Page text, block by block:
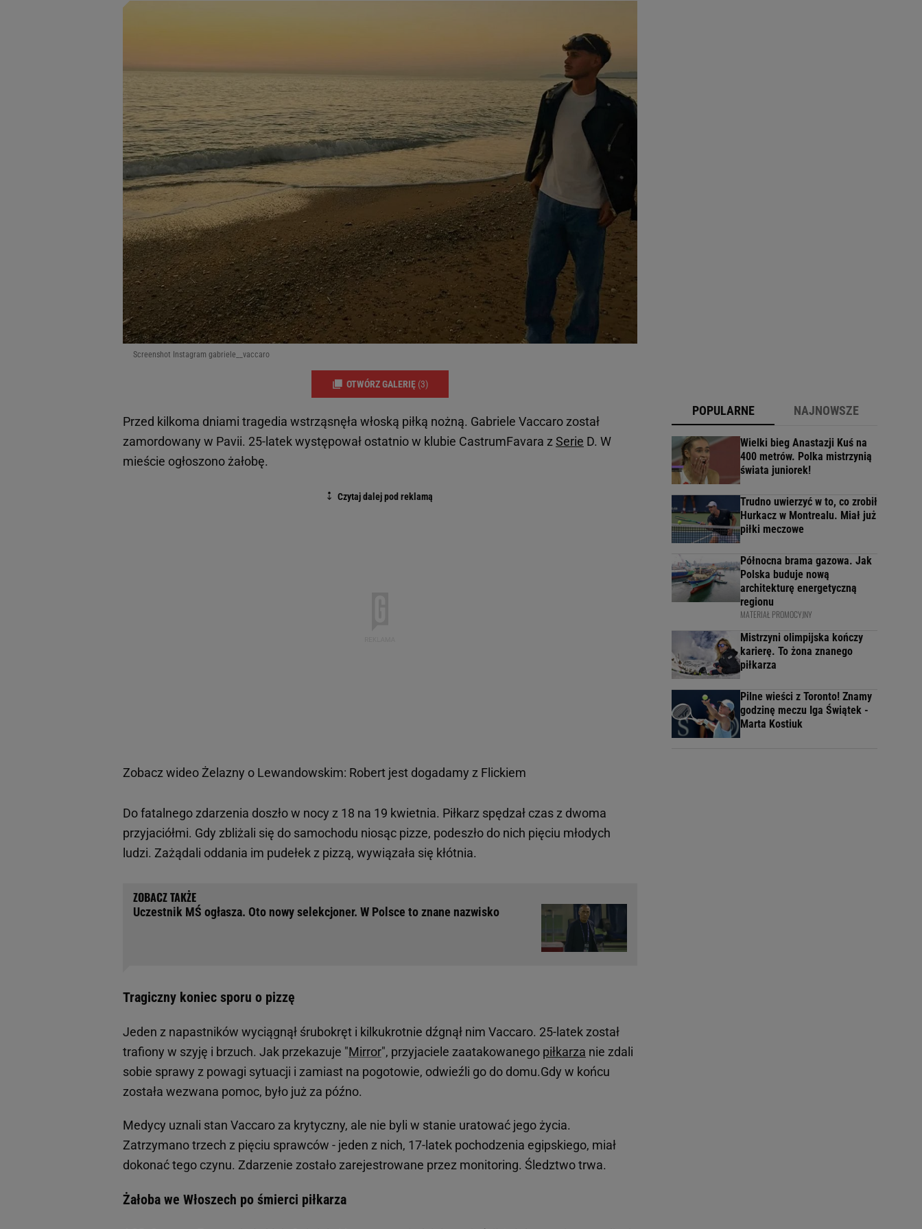
Screenshot Instagram gabriele__vaccaro
OTWÓRZ GALERIĘ (3)
Przed kilkoma dniami tragedia wstrząsnęła włoską piłką nożną. Gabriele Vaccaro został
zamordowany w Pavii. 25-latek występował ostatnio w klubie CastrumFavara zSerie D. W
mieście ogłoszono żałobę.
Zobacz wideoŻelazny o Lewandowskim: Robert jest dogadamy z Flickiem
Do fatalnego zdarzenia doszło w nocy z 18 na 19 kwietnia. Piłkarz spędzał czas z dwoma
przyjaciółmi. Gdy zbliżali się do samochodu niosąc pizze, podeszło do nich pięciu młodych
ludzi. Zażądali oddania im pudełek z pizzą, wywiązała się kłótnia.
Uczestnik MŚ ogłasza. Oto nowy selekcjoner. W Polsce to znane nazwisko
Tragiczny koniec sporu o pizzę
Jeden z napastników wyciągnął śrubokręt i kilkukrotnie dźgnął nim Vaccaro. 25-latek został
trafiony w szyję i brzuch. Jak przekazuje "Mirror", przyjaciele zaatakowanego piłkarza nie zdali
sobie sprawy z powagi sytuacji i zamiast na pogotowie, odwieźli go do domu.Gdy w końcu
została wezwana pomoc, było już za późno.
Medycy uznali stan Vaccaro za krytyczny, ale nie byli w stanie uratować jego życia.
Zatrzymano trzech z pięciu sprawców - jeden z nich, 17-latek pochodzenia egipskiego, miał
dokonać tego czynu. Zdarzenie zostało zarejestrowane przez monitoring. Śledztwo trwa.
Żałoba we Włoszech po śmierci piłkarza
POPULARNE NAJNOWSZE
Wielki bieg Anastazji Kuś na
400 metrów. Polka mistrzynią
świata juniorek!
Trudno uwierzyć w to, co zrobił
Hurkacz w Montrealu. Miał już
piłki meczowe
Północna brama gazowa. Jak
Polska buduje nową
architekturę energetyczną
regionu
MATERIAŁ PROMOCYJNY
Mistrzyni olimpijska kończy
karierę. To żona znanego
piłkarza
Pilne wieści z Toronto! Znamy
godzinę meczu Iga Świątek -
Marta Kostiuk